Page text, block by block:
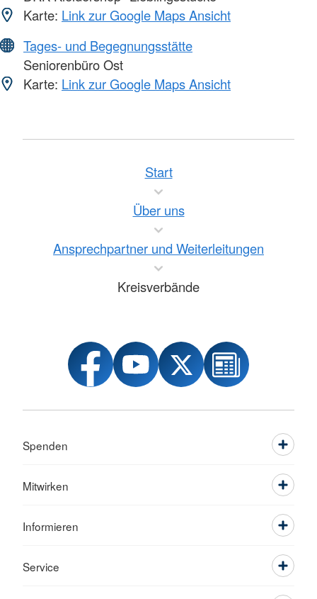
Karte: Link zur Google Maps Ansicht
Tages- und Begegnungsstätte
Seniorenbüro Ost
Karte: Link zur Google Maps Ansicht
Start
Über uns
Ansprechpartner und Weiterleitungen
Kreisverbände
Spenden
Mitwirken
Informieren
Service